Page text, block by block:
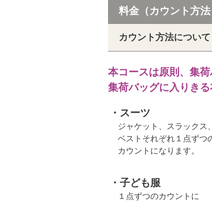
料金（カウント方
カウント方法について
本コースは原則、集荷
集荷バッグに入りき
・スーツ
ジャケット、スラックス、
ベストそれぞれ１点ずつ
カウントになります。
・子ども服
１点ずつのカウントに